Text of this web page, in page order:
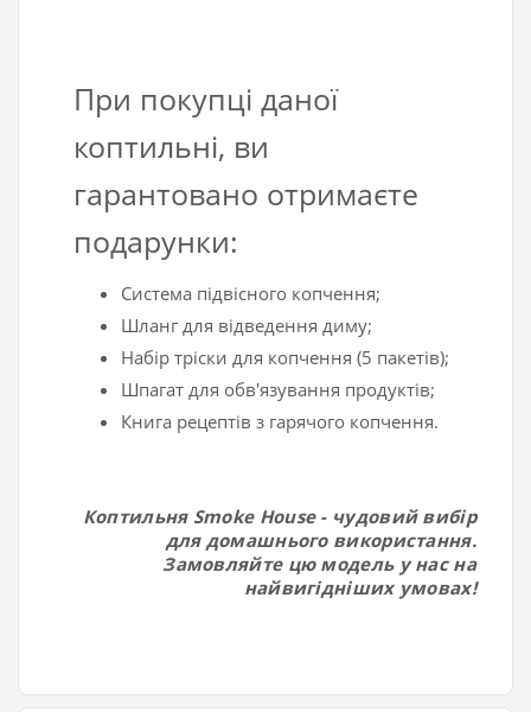
При покупці даної
коптильні, ви
гарантовано отримаєте
подарунки:
Система підвісного копчення;
Шланг для відведення диму;
Набір тріски для копчення (5 пакетів);
Шпагат для обв'язування продуктів;
Книга рецептів з гарячого копчення.
Коптильня Smoke House - чудовий вибір
для домашнього використання.
Замовляйте цю модель у нас на
найвигідніших умовах!